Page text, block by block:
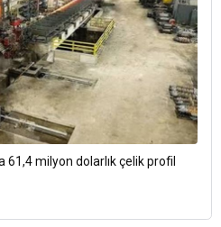
61,4 milyon dolarlık çelik profil